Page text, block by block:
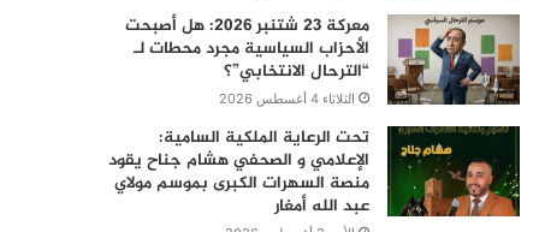
معركة 23 شتنبر 2026: هل أصبحت
الأحزاب السياسية مجرد محطات لـ
“الترحال الانتخابي”؟
الثلاثاء 4 أغسطس 2026
تحت الرعاية الملكية السامية:
الإعلامي و الصحفي هشام جناح يقود
منصة السهرات الكبرى بموسم مولاي
عبد الله أمغار